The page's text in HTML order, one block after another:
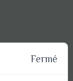
Fermé